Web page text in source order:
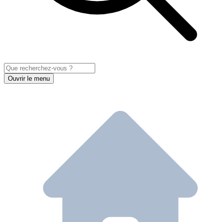
Ouvrir le menu